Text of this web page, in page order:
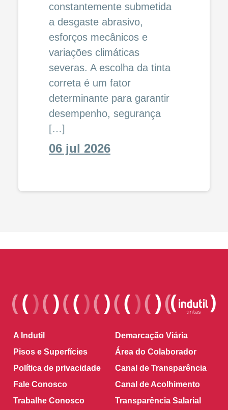
constantemente submetida
a desgaste abrasivo,
esforços mecânicos e
variações climáticas
severas. A escolha da tinta
correta é um fator
determinante para garantir
desempenho, segurança
[…]
06 jul 2026
A Indutil
Demarcação Viária
Pisos e Superfícies
Área do Colaborador
Política de privacidade
Canal de Transparência
Fale Conosco
Canal de Acolhimento
Trabalhe Conosco
Transparência Salarial